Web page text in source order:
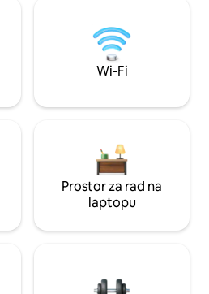
Wi-Fi
Prostor za rad na
laptopu